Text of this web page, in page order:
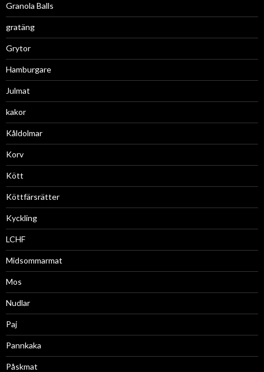
Granola Balls
gratäng
Grytor
Hamburgare
Julmat
kakor
Kåldolmar
Korv
Kött
Köttfärsrätter
Kyckling
LCHF
Midsommarmat
Mos
Nudlar
Paj
Pannkaka
Påskmat